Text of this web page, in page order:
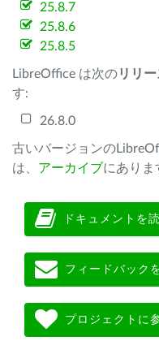
25.8.7
25.8.6
25.8.5
LibreOffice は次のリリ
す:
26.8.0
古いバージョンの
は、 アーカイブにありま
ドキュメントを
フィードバック
プロジェクトに